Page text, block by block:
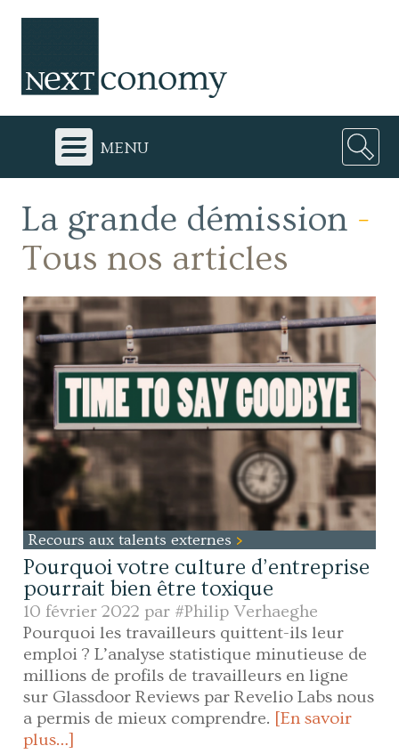
menu
La grande démission -
Tous nos articles
Recours aux talents externes
Pourquoi votre culture d’entreprise
pourrait bien être toxique
10 février 2022 par #Philip Verhaeghe
Pourquoi les travailleurs quittent-ils leur
emploi ? L’analyse statistique minutieuse de
millions de profils de travailleurs en ligne
sur Glassdoor Reviews par Revelio Labs nous
a permis de mieux comprendre. [En savoir
plus…]